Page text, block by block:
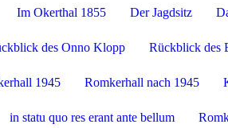
Im Okerthal 1855 Der Jagdsitz
des Onno Klopp Rückblick des
1945 Romkerhall nach 1945
in statu quo res erant ante bellum